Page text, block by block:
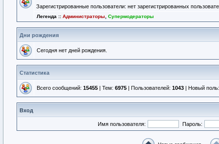
Зарегистрированные пользователи: нет зарегистрированных
Легенда :: Администраторы Супермодераторы
Дни рождения
Сегодня нет дней рождения.
Статистика
Всего сообщений: 15455 | Тем: 6975 | Пользователей: 1043 | Новый
Вход
Имя пользователя: Пароль: